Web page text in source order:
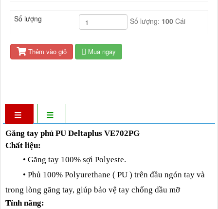
Số lượng Số lượng: 100 Cái
Thêm vào giỏ Mua ngay
Găng tay phủ PU Deltaplus VE702PG
Chất liệu:
• Găng tay 100% sợi Polyeste.
• Phủ 100% Polyurethane ( PU ) trên đầu ngón tay và
trong lòng găng tay, giúp bảo vệ tay chống dầu mỡ
Tính năng: